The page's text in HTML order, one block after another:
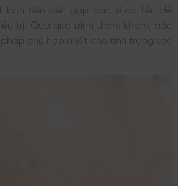
bạn nên đến gặp bác sĩ da liễu để
trị. Qua quá trình thăm khám, bác
phù hợp nhất cho tình trạng sẹo